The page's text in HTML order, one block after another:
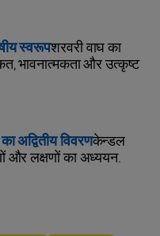
स्वरूपशरवरी वाघ का
भावनात्मकता और उत्कृष्ट
अद्वितीय विवरणकेन्डल
और लक्षणों का अध्ययन.